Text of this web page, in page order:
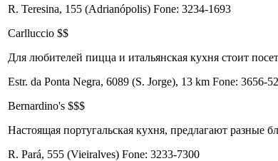
R. Teresina, 155 (Adrianópolis) Fone: 3234-1693
Carlluccio $$
Для любителей пицца и итальянская кухня стоит
Estr. da Ponta Negra, 6089 (S. Jorge), 13 km Fone: 3656-
Bernardino's $$$
Настоящая португальская кухня, предлагают разные
R. Pará, 555 (Vieiralves) Fone: 3233-7300